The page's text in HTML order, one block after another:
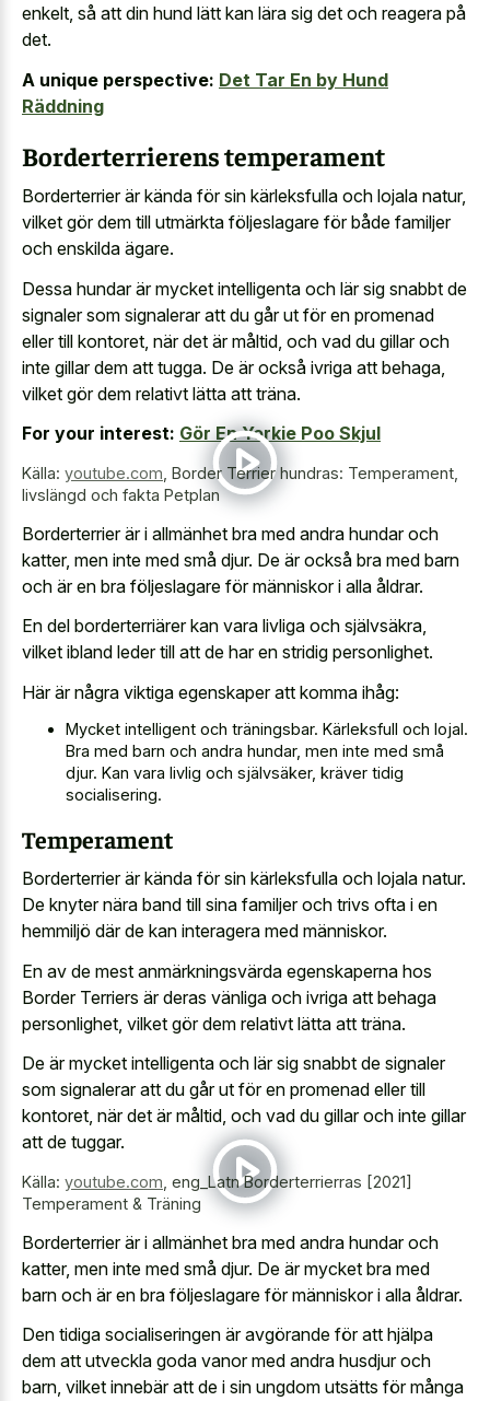
enkelt, så att din hund lätt kan lära sig det och reagera på
det.
A unique perspective: Det Tar En by Hund
Räddning
Borderterrierens temperament
Borderterrier är kända för sin kärleksfulla och lojala natur,
vilket gör dem till utmärkta följeslagare för både familjer
och enskilda ägare.
Dessa hundar är mycket intelligenta och lär sig snabbt de
signaler som signalerar att du går ut för en promenad
eller till kontoret, när det är måltid, och vad du gillar och
inte gillar dem att tugga. De är också ivriga att behaga,
vilket gör dem relativt lätta att träna.
For your interest: Gör En Yorkie Poo Skjul
Källa: youtube.com Border Terrier hundras: Temperament,
livslängd och fakta Petplan
Borderterrier är i allmänhet bra med andra hundar och
katter, men inte med små djur. De är också bra med barn
och är en bra följeslagare för människor i alla åldrar.
En del borderterriärer kan vara livliga och självsäkra,
vilket ibland leder till att de har en stridig personlighet.
Här är några viktiga egenskaper att komma ihåg:
Mycket intelligent och träningsbar. Kärleksfull och lojal.
Bra med barn och andra hundar, men inte med små
djur. Kan vara livlig och självsäker, kräver tidig
socialisering.
Temperament
Borderterrier är kända för sin kärleksfulla och lojala natur.
De knyter nära band till sina familjer och trivs ofta i en
hemmiljö där de kan interagera med människor.
En av de mest anmärkningsvärda egenskaperna hos
Border Terriers är deras vänliga och ivriga att behaga
personlighet, vilket gör dem relativt lätta att träna.
De är mycket intelligenta och lär sig snabbt de signaler
som signalerar att du går ut för en promenad eller till
kontoret, när det är måltid, och vad du gillar och inte gillar
att de tuggar.
Källa: youtube.com eng_Latn Borderterrierras [2021]
Temperament & Träning
Borderterrier är i allmänhet bra med andra hundar och
katter, men inte med små djur. De är mycket bra med
barn och är en bra följeslagare för människor i alla åldrar.
Den tidiga socialiseringen är avgörande för att hjälpa
dem att utveckla goda vanor med andra husdjur och
barn, vilket innebär att de i sin ungdom utsätts för många